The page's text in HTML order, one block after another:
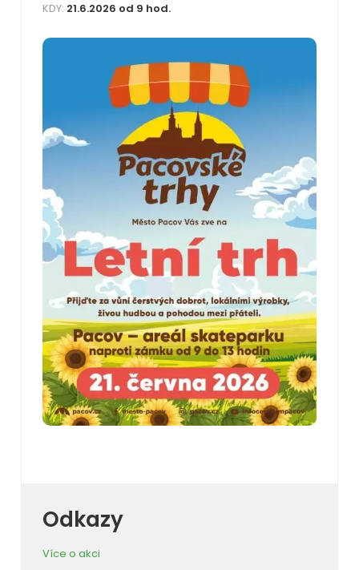
KDY: 21.6.2026 od 9 hod.
Odkazy
Více o akci